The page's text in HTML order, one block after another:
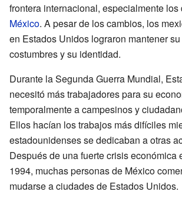
frontera internacional, especialmente los
México. A pesar de los cambios, los
en Estados Unidos lograron mantener
costumbres y su identidad.
Durante la Segunda Guerra Mundial,
necesitó más trabajadores para su
temporalmente a campesinos y
Ellos hacían los trabajos más difíciles
estadounidenses se dedicaban a otras
Después de una fuerte crisis económica
1994, muchas personas de México
mudarse a ciudades de Estados Unidos.